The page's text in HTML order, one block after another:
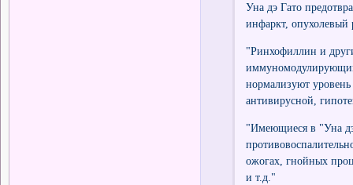
Уна дэ Гато
инфаркт, опухолевый
"Ринхофиллин и
нормализуют
антивирусной,
"Имеющиеся в "Уна
ожогах, гнойных
и т.д."